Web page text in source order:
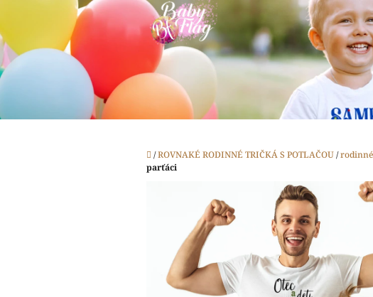
obsah
Domov
/ROVNAKÉ RODINNÉ TRIČKÁ S POTLAČOU/
parťáci